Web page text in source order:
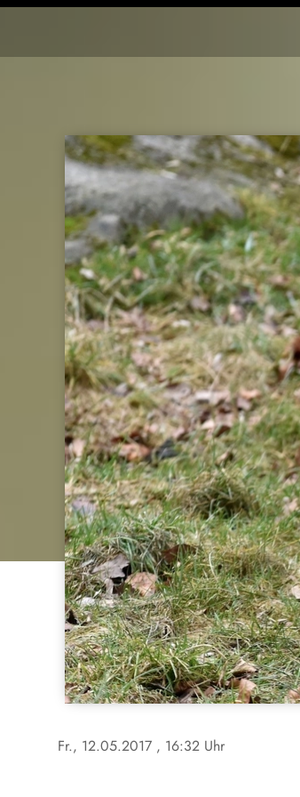
Fr., 12.05.2017 , 16:32 Uhr